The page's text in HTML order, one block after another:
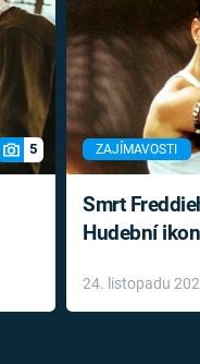
5 ZAJÍMAVOSTI
Smrt
Hudební
léky
24. listopadu